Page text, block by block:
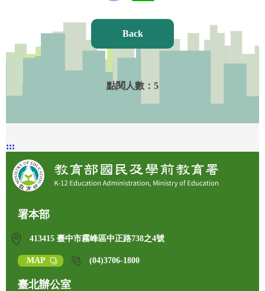
Back
點閱人數： 5
:::
署本部
413415 臺中市霧峰區中正路738之4號
MAP (04)3706-1800
臺北辦公室